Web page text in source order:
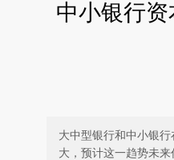
中小银行
大中型银行和中小银
大，预计这一趋势未